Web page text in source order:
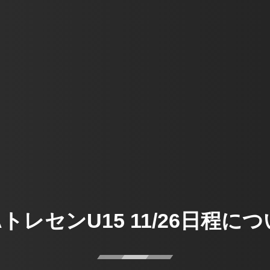
レセンU15 11/26日程につ